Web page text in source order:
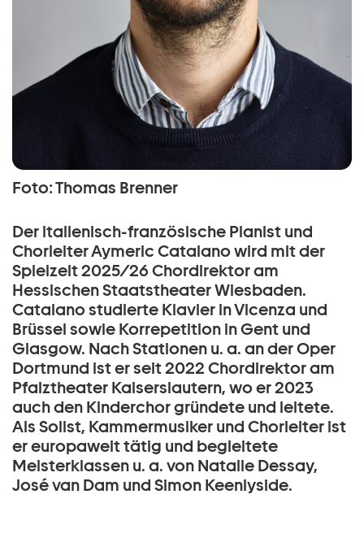
Foto: Thomas Brenner
Der italienisch-französische Pianist und
Chorleiter Aymeric Catalano wird mit der
Spielzeit 2025/26 Chordirektor am
Hessischen Staatstheater Wiesbaden.
Catalano studierte Klavier in Vicenza und
Brüssel sowie Korrepetition in Gent und
Glasgow. Nach Stationen u. a. an der Oper
Dortmund ist er seit 2022 Chordirektor am
Pfalztheater Kaiserslautern, wo er 2023
auch den Kinderchor gründete und leitete.
Als Solist, Kammermusiker und Chorleiter ist
er europaweit tätig und begleitete
Meisterklassen u. a. von Natalie Dessay,
José van Dam und Simon Keenlyside.